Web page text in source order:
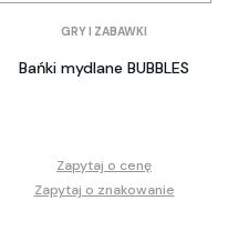
GRY I ZABAWKI
Bańki mydlane BUBBLES
Zapytaj o cenę
Zapytaj o znakowanie